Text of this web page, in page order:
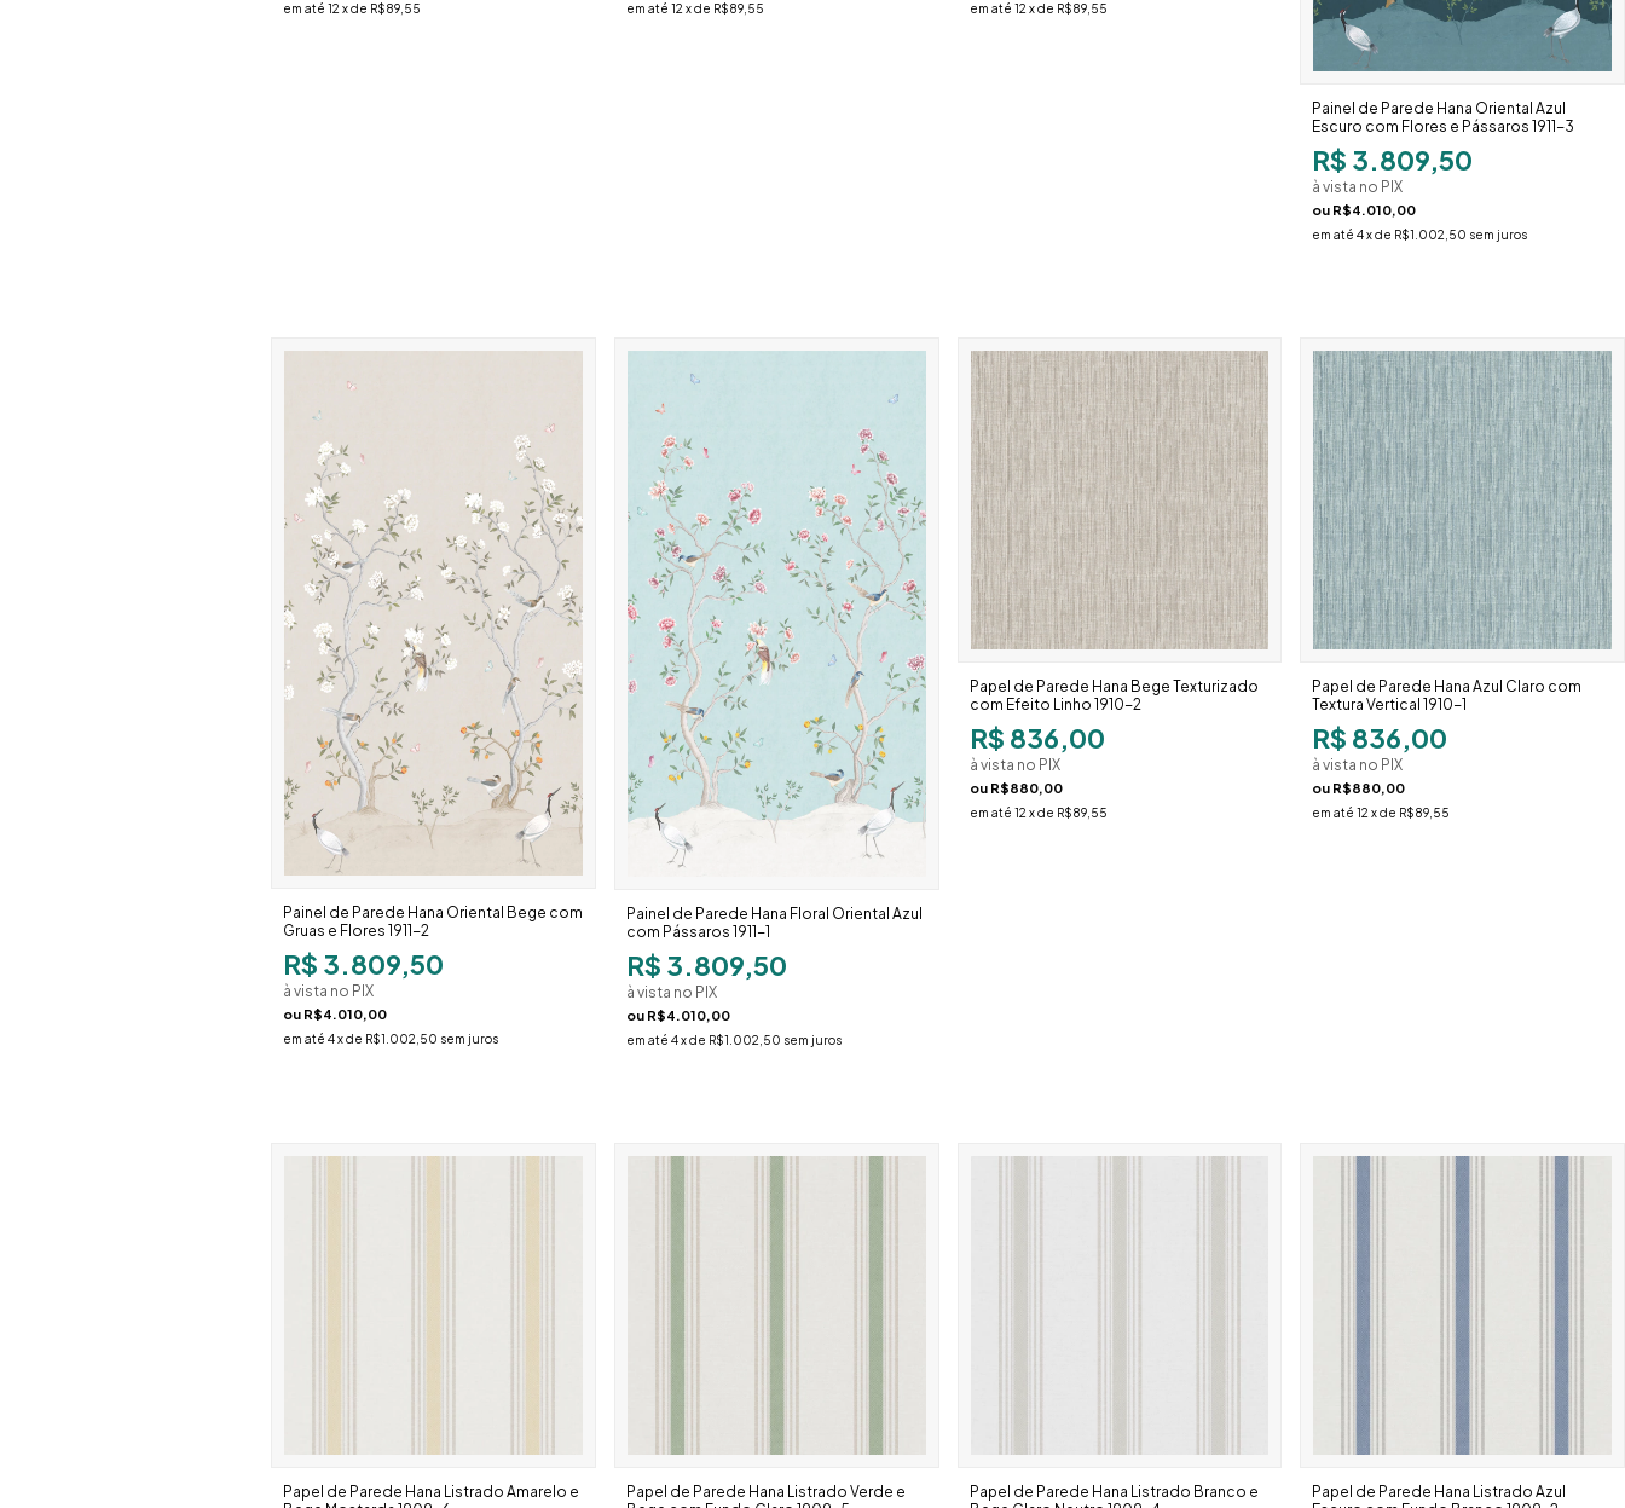
em até 12 x de R$89,55 em até 12 x de R$89,55 em até 12 x de R$89,55
Painel de Parede Hana Oriental Azul
Escuro com Flores e Pássaros 1911-3
R$ 3.809,50
à vista no PIX
ou R$4.010,00
em até4x de R$1.002,50 sem juros
Painel de Parede Hana Oriental Bege com
Gruas e Flores 1911-2
R$ 3.809,50
à vista no PIX
ou R$4.010,00
em até 4x de R$1.002,50 sem juros
Painel de Parede Hana Floral Oriental Azul
com Pássaros 1911-1
R$ 3.809,50
à vista no PIX
ou R$4.010,00
em até 4x de R$1.002,50 sem juros
Papel de Parede Hana Bege Texturizado
com Efeito Linho 1910-2
R$ 836,00
à vista no PIX
ou R$880,00
em até 12 x de R$89,55
Papel de Parede Hana Azul Claro com
Textura Vertical 1910-1
R$ 836,00
à vista no PIX
ou R$880,00
em até12 x de R$89,55
Papel de Parede Hana Listrado Amarelo e
Papel de Parede Hana Listrado Verde e
Papel de Parede Hana Listrado Branco e
Papel de Parede Hana Listrado Azul